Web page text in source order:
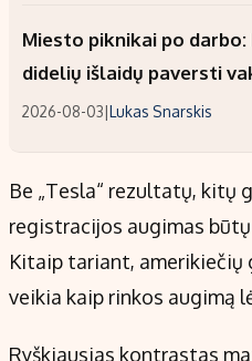
Miesto piknikai po
didelių išlaidų paversti
2026-08-03|Lukas Snarskis
Be „Tesla“ rezultatų,
registracijos augimas būtų
Kitaip tariant, amerikiečių
veikia kaip rinkos augimą
Ryškiausias kontrastas